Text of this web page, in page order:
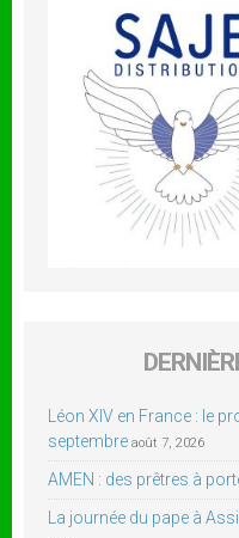
Léon XIV en France : le
septembre août 7, 2026
AMEN : des prêtres à
La journée du pape à